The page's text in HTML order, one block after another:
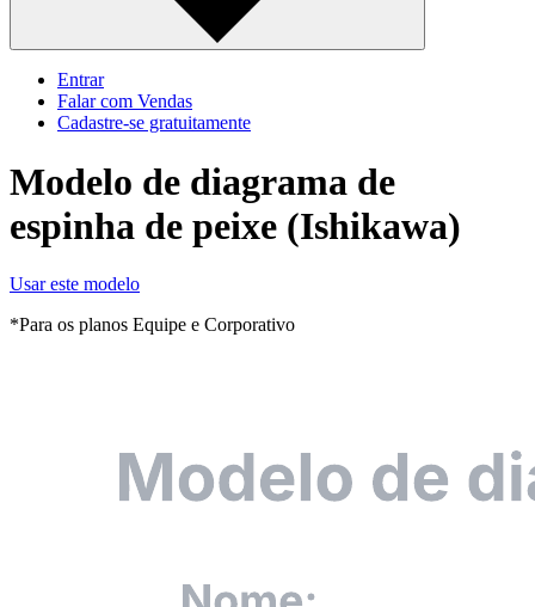
Entrar
Falar com Vendas
Cadastre‐se gratuitamente
Modelo de diagrama de
espinha de peixe (Ishikawa)
Usar este modelo
*Para os planos Equipe e Corporativo